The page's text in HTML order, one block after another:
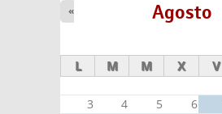
Agosto
«
L M M X V
3
4 5 6